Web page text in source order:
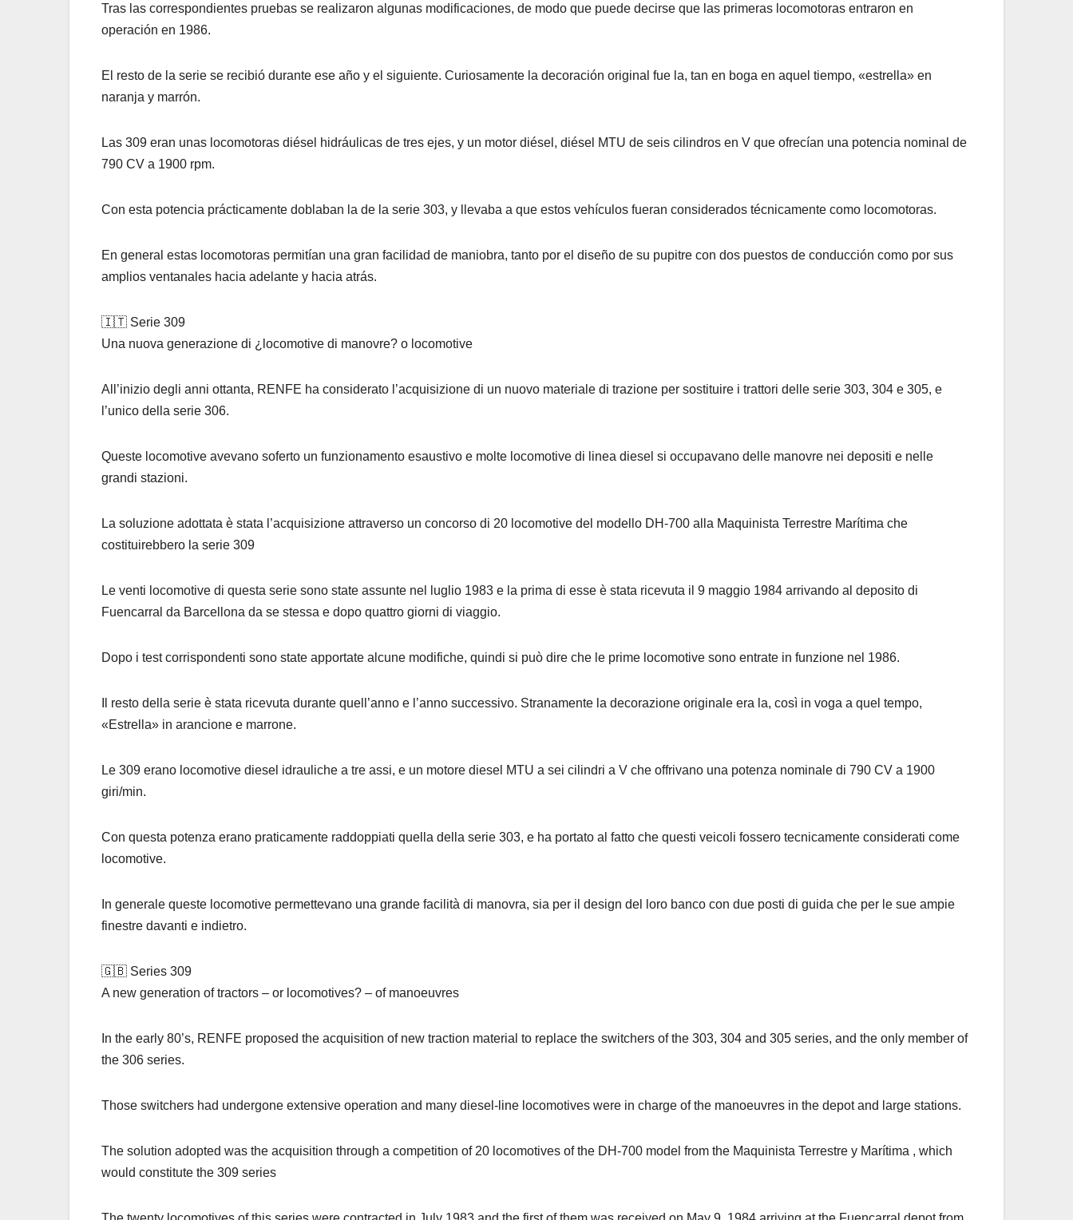
Tras las correspondientes pruebas se realizaron algunas modificaciones, de modo que puede decirse que las primeras locomotoras entraron en
operación en 1986.
El resto de la serie se recibió durante ese año y el siguiente. Curiosamente la decoración original fue la, tan en boga en aquel tiempo, «estrella» en
naranja y marrón.
Las 309 eran unas locomotoras diésel hidráulicas de tres ejes, y un motor diésel, diésel MTU de seis cilindros en V que ofrecían una potencia nominal de
790 CV a 1900 rpm.
Con esta potencia prácticamente doblaban la de la serie 303, y llevaba a que estos vehículos fueran considerados técnicamente como locomotoras.
En general estas locomotoras permitían una gran facilidad de maniobra, tanto por el diseño de su pupitre con dos puestos de conducción como por sus
amplios ventanales hacia adelante y hacia atrás.
🇮🇹 Serie 309
Una nuova generazione di ¿locomotive di manovre? o locomotive
All’inizio degli anni ottanta, RENFE ha considerato l’acquisizione di un nuovo materiale di trazione per sostituire i trattori delle serie 303, 304 e 305, e
l’unico della serie 306.
Queste locomotive avevano soferto un funzionamento esaustivo e molte locomotive di linea diesel si occupavano delle manovre nei depositi e nelle
grandi stazioni.
La soluzione adottata è stata l’acquisizione attraverso un concorso di 20 locomotive del modello DH-700 alla Maquinista Terrestre Marítima che
costituirebbero la serie 309
Le venti locomotive di questa serie sono state assunte nel luglio 1983 e la prima di esse è stata ricevuta il 9 maggio 1984 arrivando al deposito di
Fuencarral da Barcellona da se stessa e dopo quattro giorni di viaggio.
Dopo i test corrispondenti sono state apportate alcune modifiche, quindi si può dire che le prime locomotive sono entrate in funzione nel 1986.
Il resto della serie è stata ricevuta durante quell’anno e l’anno successivo. Stranamente la decorazione originale era la, così in voga a quel tempo,
«Estrella» in arancione e marrone.
Le 309 erano locomotive diesel idrauliche a tre assi, e un motore diesel MTU a sei cilindri a V che offrivano una potenza nominale di 790 CV a 1900
giri/min.
Con questa potenza erano praticamente raddoppiati quella della serie 303, e ha portato al fatto che questi veicoli fossero tecnicamente considerati come
locomotive.
In generale queste locomotive permettevano una grande facilità di manovra, sia per il design del loro banco con due posti di guida che per le sue ampie
finestre davanti e indietro.
🇬🇧 Series 309
A new generation of tractors – or locomotives? – of manoeuvres
In the early 80’s, RENFE proposed the acquisition of new traction material to replace the switchers of the 303, 304 and 305 series, and the only member of
the 306 series.
Those switchers had undergone extensive operation and many diesel-line locomotives were in charge of the manoeuvres in the depot and large stations.
The solution adopted was the acquisition through a competition of 20 locomotives of the DH-700 model from the Maquinista Terrestre y Marítima , which
would constitute the 309 series